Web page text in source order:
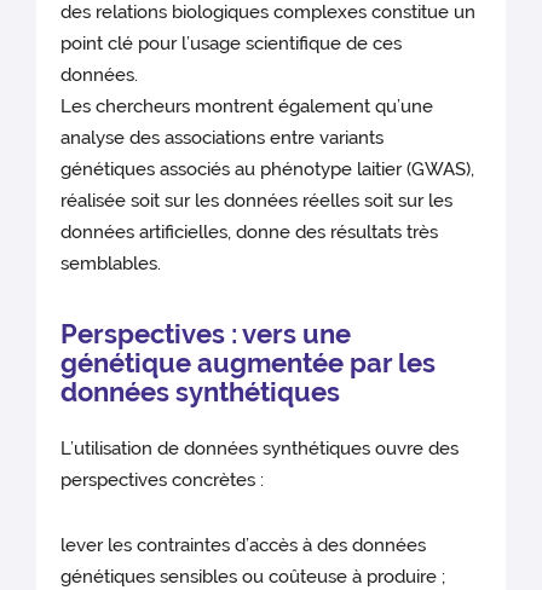
des relations biologiques complexes constitue un
point clé pour l’usage scientifique de ces
données.
Les chercheurs montrent également qu’une
analyse des associations entre variants
génétiques associés au phénotype laitier (GWAS),
réalisée soit sur les données réelles soit sur les
données artificielles, donne des résultats très
semblables.
Perspectives : vers une
génétique augmentée par les
données synthétiques
L’utilisation de données synthétiques ouvre des
perspectives concrètes :
lever les contraintes d’accès à des données
génétiques sensibles ou coûteuse à produire ;